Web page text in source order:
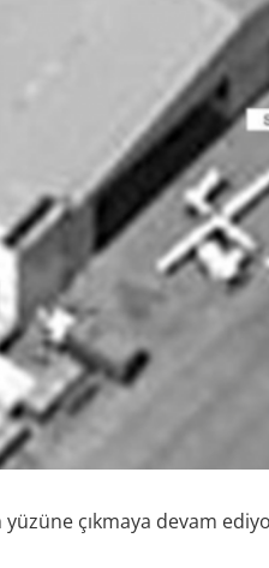
yüzüne çıkmaya devam